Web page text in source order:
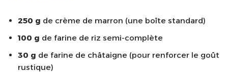
250 g de crème de marron (une boîte standard)
100 g de farine de riz semi-complète
30 g de farine de châtaigne (pour renforcer le goût
rustique)